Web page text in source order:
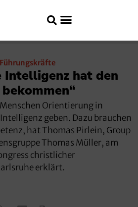
Intelligenz hat den
Orientierung in
geben. Dazu brauchen
hat Thomas Pirlein, Group
Thomas Müller, am
christlicher
erklärt.